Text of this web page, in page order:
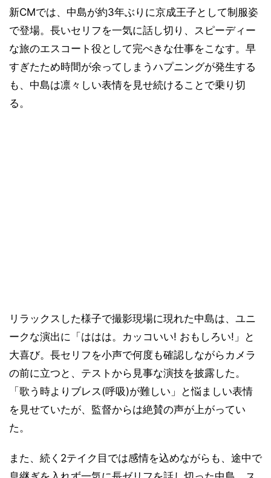
新CMでは、中島が約3年ぶりに京成王子として制服姿
で登場。長いセリフを一気に話し切り、スピーディー
な旅のエスコート役として完ぺきな仕事をこなす。早
すぎたため時間が余ってしまうハプニングが発生する
も、中島は凛々しい表情を見せ続けることで乗り切
る。
リラックスした様子で撮影現場に現れた中島は、ユニ
ークな演出に「ははは。カッコいい! おもしろい!」と
大喜び。長セリフを小声で何度も確認しながらカメラ
の前に立つと、テストから見事な演技を披露した。
「歌う時よりブレス(呼吸)が難しい」と悩ましい表情
を見せていたが、監督からは絶賛の声が上がってい
た。
また、続く2テイク目では感情を込めながらも、途中で